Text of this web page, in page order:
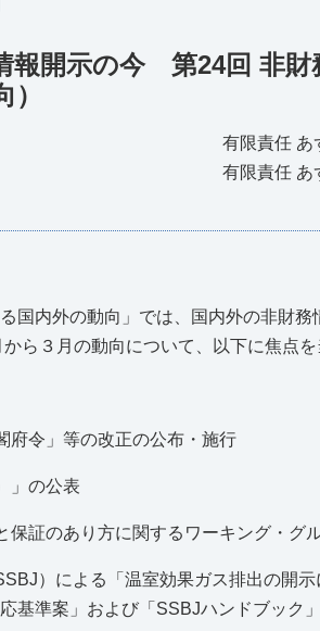
報開示の今 第24回 非財
有限責任
有限責任
国内外の動向」では、国内外の非財
ら３月の動向について、以下に焦点を
府令」等の改正の公布・施行
」の公表
保証のあり方に関するワーキング・グ
）による「温室効果ガス排出の開
基準案」および「SSBJハンドブック